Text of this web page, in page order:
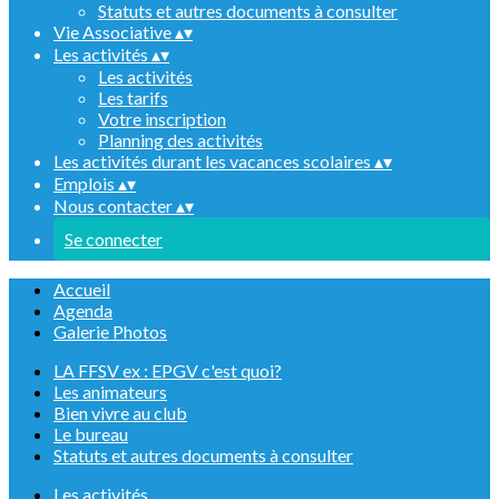
Statuts et autres documents à consulter
Vie Associative▴▾
Les activités ▴▾
Les activités
Les tarifs
Votre inscription
Planning des activités
Les activités durant les vacances scolaires ▴▾
Emplois ▴▾
Nous contacter▴▾
Se connecter
Accueil
Agenda
Galerie Photos
LA FFSV ex : EPGV c'est quoi?
Les animateurs
Bien vivre au club
Le bureau
Statuts et autres documents à consulter
Les activités